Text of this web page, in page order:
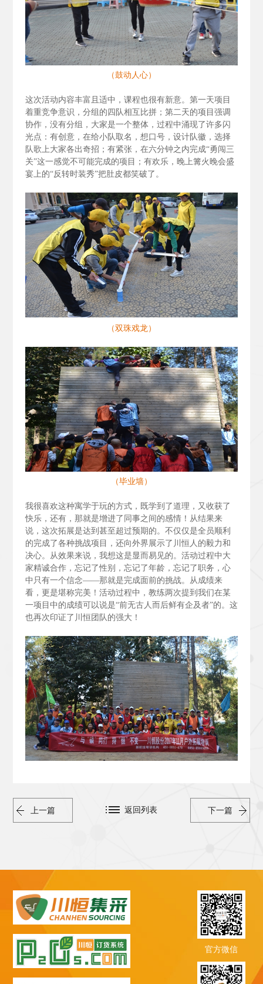
（鼓动人心）
这次活动内容丰富且适中，课程也很有新意。第一天项目
着重竞争意识，分组的四队相互比拼；第二天的项目强调
协作，没有分组，大家是一个整体，过程中涌现了许多闪
光点：有创意，在给小队取名，想口号，设计队徽，选择
队歌上大家各出奇招；有紧张，在六分钟之内完成“勇闯三
关”这一感觉不可能完成的项目；有欢乐，晚上篝火晚会盛
宴上的“反转时装秀”把肚皮都笑破了。
（双珠戏龙）
（毕业墙）
我很喜欢这种寓学于玩的方式，既学到了道理，又收获了
快乐，还有，那就是增进了同事之间的感情！从结果来
说，这次拓展是达到甚至超过预期的。不仅仅是全员顺利
的完成了各种挑战项目，还向外界展示了川恒人的毅力和
决心。从效果来说，我想这是显而易见的。活动过程中大
家精诚合作，忘记了性别，忘记了年龄，忘记了职务，心
中只有一个信念——那就是完成面前的挑战。从成绩来
看，更是堪称完美！活动过程中，教练两次提到我们在某
一项目中的成绩可以说是“前无古人而后鲜有企及者”的。这
也再次印证了川恒团队的强大！
上一篇 下一篇
返回列表
官方微信